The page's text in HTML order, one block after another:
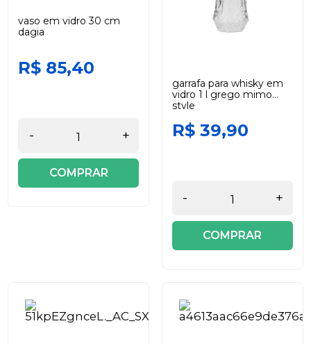
vaso em vidro 30 cm
dagia
R$ 85,40
- +
COMPRAR
garrafa para whisky em
vidro 1 l grego mimo
style
R$ 39,90
- +
COMPRAR